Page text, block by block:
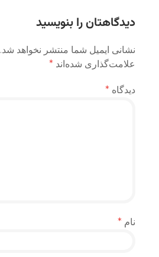
دیدگاهتان را بنویسید
نشانی ایمیل شما منتشر نخواهد شد.
علامت‌گذاری شده‌اند *
دیدگاه *
نام *